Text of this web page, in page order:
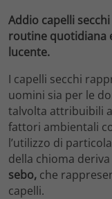
Addio capelli
routine quotidiana
lucente.
I capelli secchi
uomini sia per le
talvolta attribuibili
fattori ambientali
l’utilizzo di
della chioma
sebo, che
capelli.